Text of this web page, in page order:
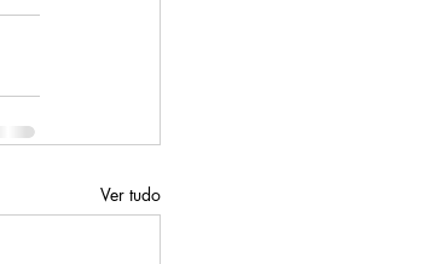
Ver tudo